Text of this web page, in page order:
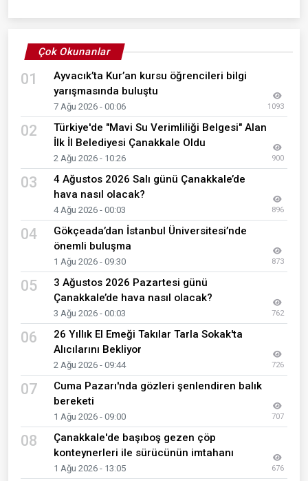
Çok Okunanlar
01
Ayvacık’ta Kur’an kursu öğrencileri bilgi
yarışmasında buluştu
7 Ağu 2026 - 00:06 1093
02
Türkiye'de "Mavi Su Verimliliği Belgesi" Alan
İlk İl Belediyesi Çanakkale Oldu
2 Ağu 2026 - 10:26 900
03
4 Ağustos 2026 Salı günü Çanakkale’de
hava nasıl olacak?
4 Ağu 2026 - 00:03 896
04
Gökçeada’dan İstanbul Üniversitesi’nde
önemli buluşma
1 Ağu 2026 - 09:30 873
05
3 Ağustos 2026 Pazartesi günü
Çanakkale’de hava nasıl olacak?
3 Ağu 2026 - 00:03 762
06
26 Yıllık El Emeği Takılar Tarla Sokak'ta
Alıcılarını Bekliyor
2 Ağu 2026 - 09:44 726
07
Cuma Pazarı'nda gözleri şenlendiren balık
bereketi
1 Ağu 2026 - 09:00 707
08
Çanakkale'de başıboş gezen çöp
konteynerleri ile sürücünün imtahanı
1 Ağu 2026 - 13:05 676